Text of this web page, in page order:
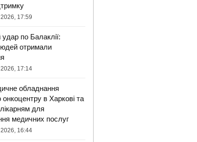
17:59
по Балаклії:
отримали
17:14
обладнання
онкоцентру в Харкові та
для
медичних послуг
16:44